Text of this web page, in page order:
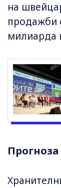
на
продажби
милиарда
Прогноза